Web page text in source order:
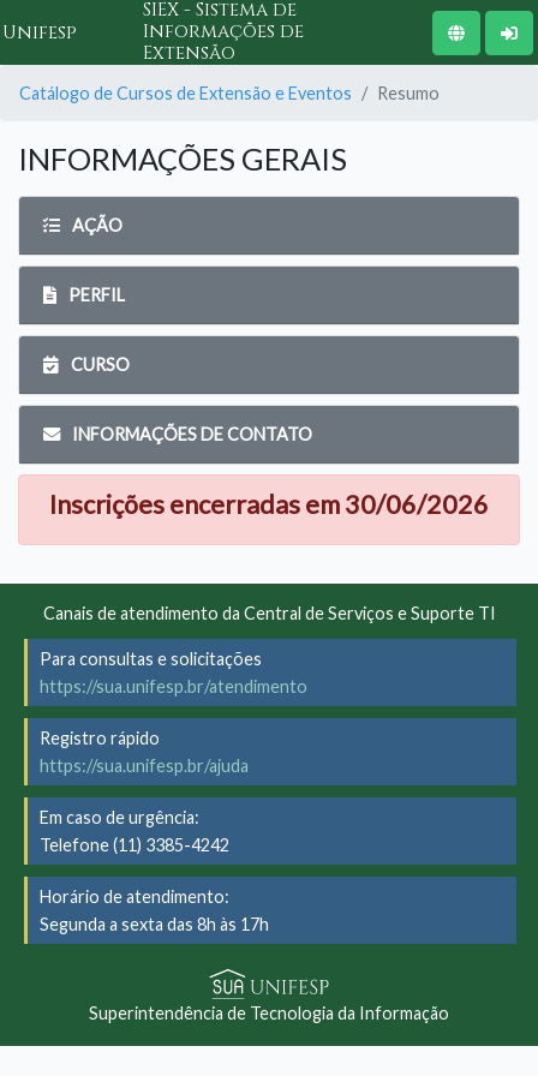
Unifesp
SIEX - Sistema de
Informações de
Extensão
Catálogo de Cursos de Extensão e Eventos Resumo
INFORMAÇÕES GERAIS
AÇÃO
PERFIL
CURSO
INFORMAÇÕES DE CONTATO
Inscrições encerradas em 30/06/2026
Canais de atendimento da Central de Serviços e Suporte TI
Para consultas e solicitações
https://sua.unifesp.br/atendimento
Registro rápido
https://sua.unifesp.br/ajuda
Em caso de urgência:
Telefone (11) 3385-4242
Horário de atendimento:
Segunda a sexta das 8h às 17h
Superintendência de Tecnologia da Informação